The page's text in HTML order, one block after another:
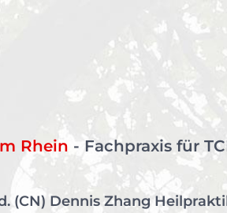
Rhein - Fachpraxis für
(CN) Dennis Zhang